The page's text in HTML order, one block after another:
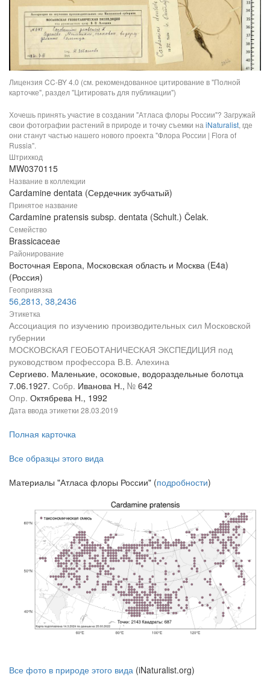
Лицензия CC-BY 4.0 (см. рекомендованное цитирование в "Полной
карточке", раздел "Цитировать для публикации")
Хочешь принять участие в создании "Атласа флоры России"? Загружай
свои фотографии растений в природе и точку съемки на iNaturalist, где
они станут частью нашего нового проекта "Флора России | Flora of
Russia".
Штрихкод
MW0370115
Название в коллекции
Cardamine dentata (Сердечник зубчатый)
Принятое название
Cardamine pratensis subsp. dentata (Schult.) Čelak.
Семейство
Brassicaceae
Районирование
Восточная Европа, Московская область и Москва (E4a)
(Россия)
Геопривязка
56,2813, 38,2436
Этикетка
Ассоциация по изучению производительных сил Московской
губернии
МОСКОВСКАЯ ГЕОБОТАНИЧЕСКАЯ ЭКСПЕДИЦИЯ под
руководством профессора В.В. Алехина
Сергиево. Маленькие, осоковые, водораздельные болотца
7.06.1927. Собр. Иванова Н., № 642
Опр. Октябрева Н., 1992
Дата ввода этикетки 28.03.2019
Полная карточка
Все образцы этого вида
Материалы "Атласа флоры России" (подробности)
Все фото в природе этого вида (iNaturalist.org)